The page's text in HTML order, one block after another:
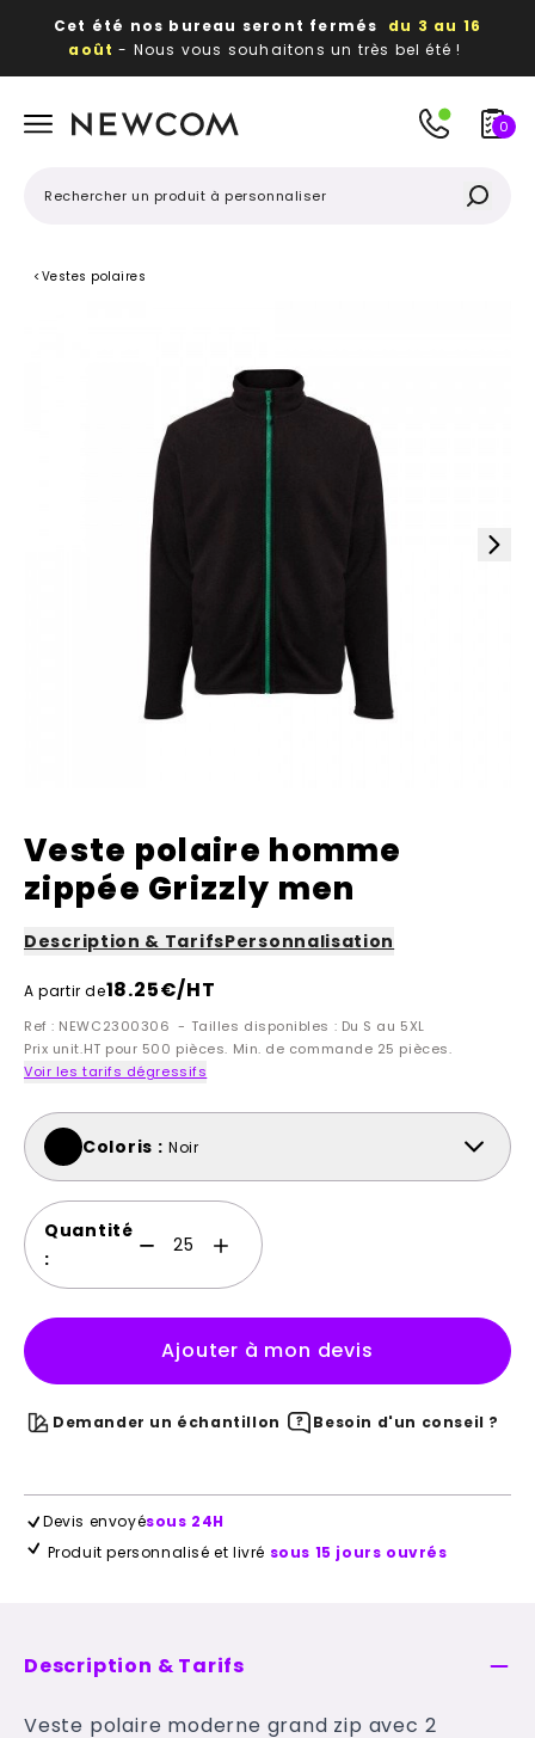
Cet été nos bureau seront fermés du 3 au 16
août - Nous vous souhaitons un très bel été !
publicitaires
0
< Vestes polaires
Veste polaire homme
zippée Grizzly men
Description & TarifsPersonnalisation
A partir de18.25€/HT
Ref : NEWC2300306 - Tailles disponibles : Du S au 5XL
Prix unit.HT pour 500 pièces. Min. de commande 25 pièces.
Voir les tarifs dégressifs
Coloris : Noir
Quantité
:
Ajouter à mon devis
Demander un échantillon Besoin d'un conseil ?
Devis envoyésous 24H
Produit personnalisé et livré sous 15 jours ouvrés
Description & Tarifs
Veste polaire moderne grand zip avec 2